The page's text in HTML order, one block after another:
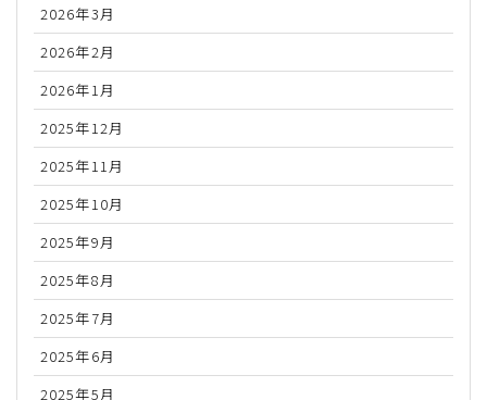
2026年3月
2026年2月
2026年1月
2025年12月
2025年11月
2025年10月
2025年9月
2025年8月
2025年7月
2025年6月
2025年5月